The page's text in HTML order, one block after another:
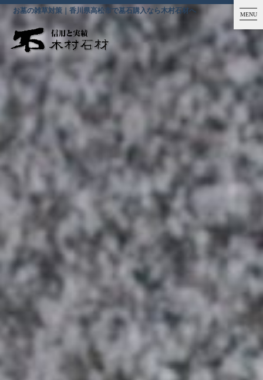
お墓の雑草対策｜香川県高松市で墓石購入なら木村石材へ MENU